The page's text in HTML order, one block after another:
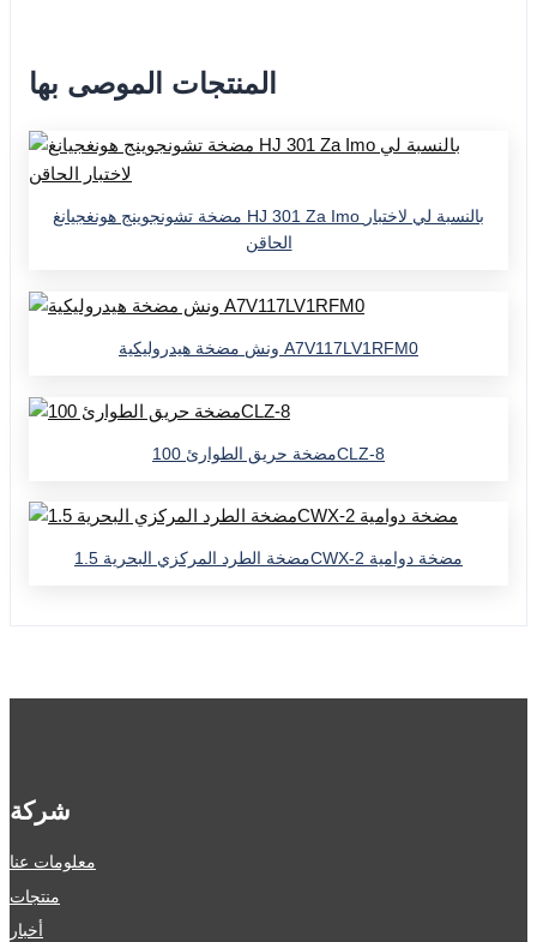
المنتجات الموصى بها
مضخة تشونجوينج هونغجيانغ HJ 301 Za Imo بالنسبة لي لاختبار
الحاقن
ونش مضخة هيدروليكية A7V117LV1RFM0
مضخة حريق الطوارئ 100CLZ-8
مضخة الطرد المركزي البحرية 1.5CWX-2 مضخة دوامية
شركة
معلومات عنا
منتجات
أخبار